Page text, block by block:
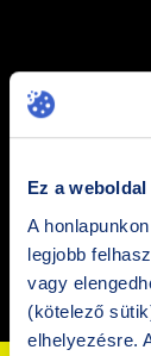
Ez a
A
legjobb
vagy
(kötelező
elhelyezésre.
HU|EN